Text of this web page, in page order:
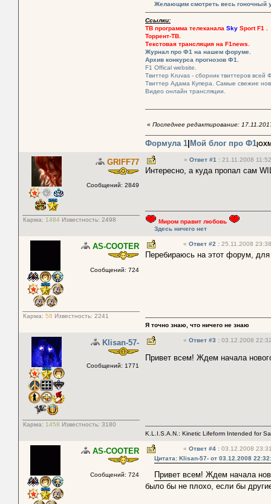
Желающим смотреть весь гоночный
Ссылки:
ТВ программа телеканала Sky SportF1 .
Торрент-ТВ.
Текстовая трансляция на F1news.
Журнал про Ф1 на нашем форуме.
Архив конкурса прогнозов Ф1.
F1 Offical website.
Твиттер Kruvas - сборник твиттеров всей
Твиттер Адама Купера. Самые свежие
Видео онлайн трансляции.
« Последнее редактирование:
Формула 1 Мой блог про Ф1
GRIFF77
Сообщений: 2849
Карма: 1484 Известность: 2498
« Ответ #1 : 21.11.2008
Интересно, а куда пропал сам
Миром правит любовь
Здесь ничего нет
AS-COOTER
Сообщений: 724
Карма: 58 Известность: 2241
« Ответ #2 : 25.11.2008
Перебираюсь на этот форум,
Я точно знаю, что ничего не знаю
Klisan-57-
Сообщений: 1771
Карма: 1458 Известность: 3180
« Ответ #3 : 03.12.2008
Привет всем! Ждем начала
K.L.I.S.A.N.: Kinetic Lifeform Intended for
AS-COOTER
Сообщений: 724
« Ответ #4 : 03.12.2008
Цитата: Klisan-57- от 03.12.2008
Привет всем! Ждем начала
было бы не плохо, если бы